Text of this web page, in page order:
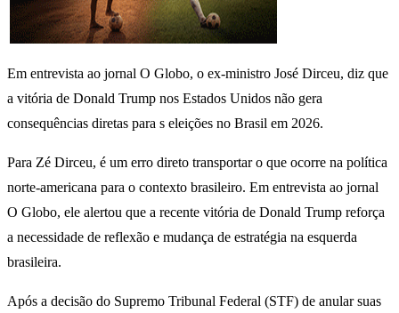
Em entrevista ao jornal O Globo, o ex-ministro José Dirceu, diz que
a vitória de Donald Trump nos Estados Unidos não gera
consequências diretas para s eleições no Brasil em 2026.
Para Zé Dirceu, é um erro direto transportar o que ocorre na política
norte-americana para o contexto brasileiro. Em entrevista ao jornal
O Globo, ele alertou que a recente vitória de Donald Trump reforça
a necessidade de reflexão e mudança de estratégia na esquerda
brasileira.
Após a decisão do Supremo Tribunal Federal (STF) de anular suas